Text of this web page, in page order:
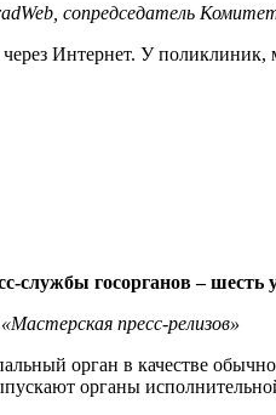
сопредседатель
Интернет. У
госорганов – шесть
пресс-релизов»
орган в качестве
органы